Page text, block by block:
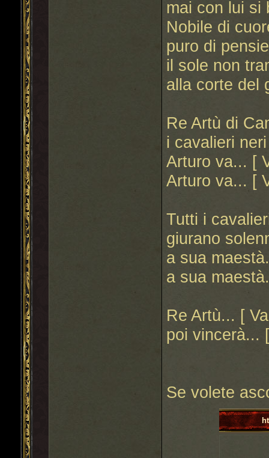
mai con lui si
Nobile di
puro di
il sole non
alla corte del
Re Artù di
i cavalieri
Arturo va... [
Arturo va... [
Tutti i
giurano
a sua
a sua
Re Artù... [
poi vincerà...
Se volete